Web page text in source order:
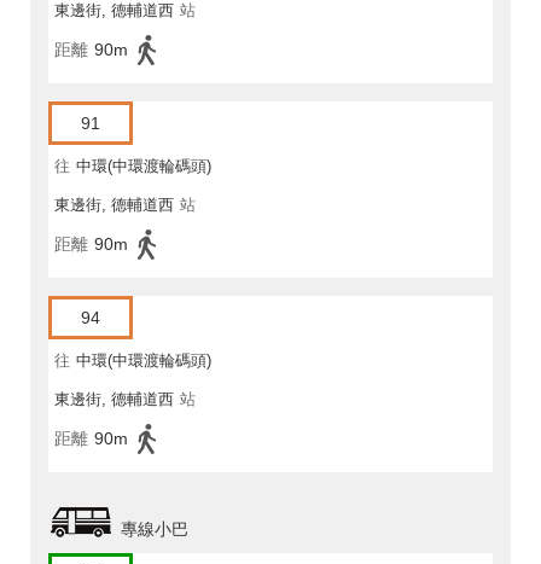
東邊街, 德輔道西 站
距離 90m
91
往 中環(中環渡輪碼頭)
東邊街, 德輔道西 站
距離 90m
94
往 中環(中環渡輪碼頭)
東邊街, 德輔道西 站
距離 90m
專線小巴